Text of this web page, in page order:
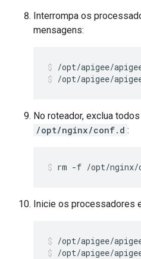
Interrompa os
mensagens:
/opt/apigee/
No roteador, exclua
/opt/nginx/conf.d :
rm -f /opt/nginx/
Inicie os processadores
/opt/apigee/